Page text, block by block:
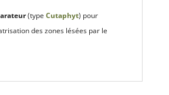
(type Cutaphyt) pour
des zones lésées par le